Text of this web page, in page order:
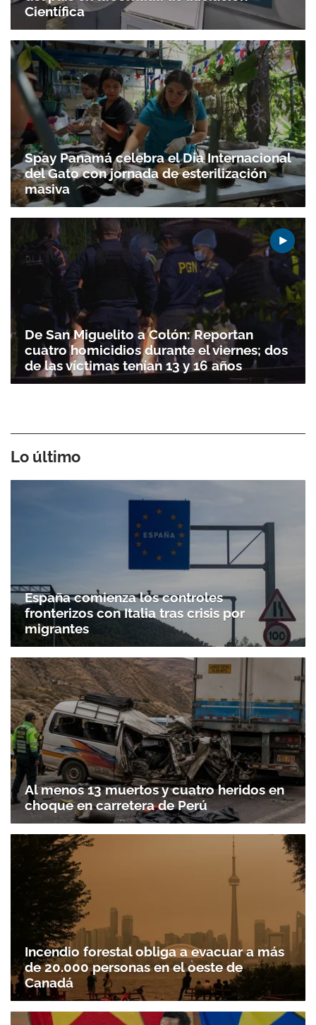
Científica
Spay Panamá celebra el Día Internacional
del Gato con jornada de esterilización
masiva
De San Miguelito a Colón: Reportan
cuatro homicidios durante el viernes; dos
de las víctimas tenían 13 y 16 años
Lo último
España comienza los controles
fronterizos con Italia tras crisis por
migrantes
Al menos 13 muertos y cuatro heridos en
choque en carretera de Perú
Incendio forestal obliga a evacuar a más
de 20.000 personas en el oeste de
Canadá